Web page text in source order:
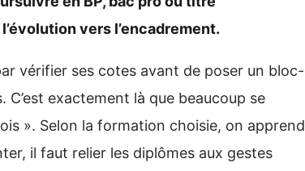
vers l’encadrement.
vérifier ses cotes avant de poser un bloc-
C’est exactement là que beaucoup se
». Selon la formation choisie, on apprend
il faut relier les diplômes aux gestes